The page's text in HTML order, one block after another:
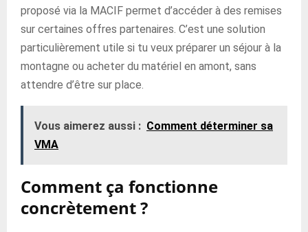
proposé via la MACIF permet d’accéder à des remises
sur certaines offres partenaires. C’est une solution
particulièrement utile si tu veux préparer un séjour à la
montagne ou acheter du matériel en amont, sans
attendre d’être sur place.
Vous aimerez aussi : Comment déterminer sa
VMA
Comment ça fonctionne
concrètement ?